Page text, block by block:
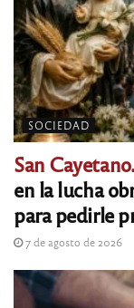
SOCIEDAD
San Cayetano.
en la lucha
para pedirle
7 de agosto de 2026